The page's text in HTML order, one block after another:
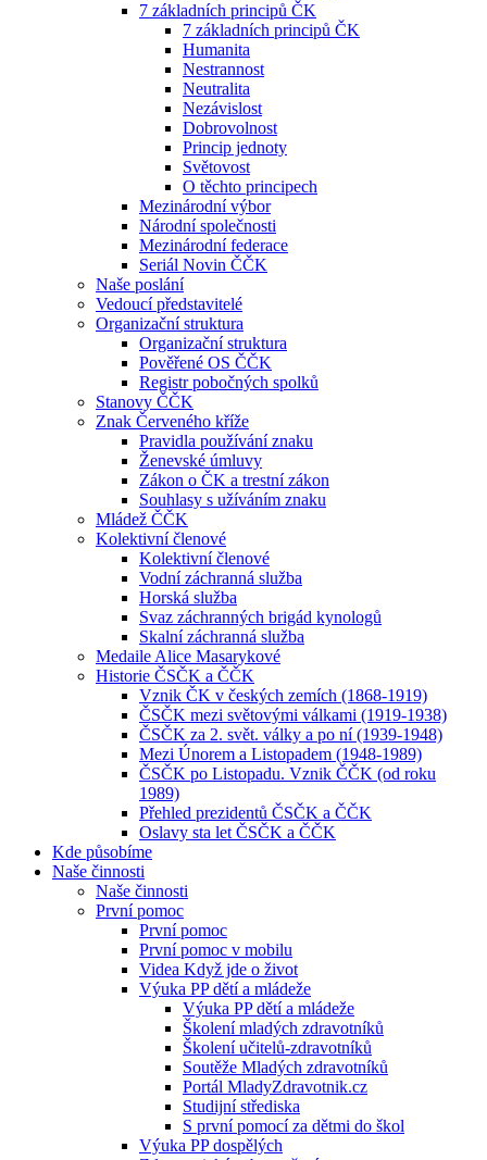
7 základních principů ČK
7 základních principů ČK
Humanita
Nestrannost
Neutralita
Nezávislost
Dobrovolnost
Princip jednoty
Světovost
O těchto principech
Mezinárodní výbor
Národní společnosti
Mezinárodní federace
Seriál Novin ČČK
Naše poslání
Vedoucí představitelé
Organizační struktura
Organizační struktura
Pověřené OS ČČK
Registr pobočných spolků
Stanovy ČČK
Znak Červeného kříže
Pravidla používání znaku
Ženevské úmluvy
Zákon o ČK a trestní zákon
Souhlasy s užíváním znaku
Mládež ČČK
Kolektivní členové
Kolektivní členové
Vodní záchranná služba
Horská služba
Svaz záchranných brigád kynologů
Skalní záchranná služba
Medaile Alice Masarykové
Historie ČSČK a ČČK
Vznik ČK v českých zemích (1868-1919)
ČSČK mezi světovými válkami (1919-1938)
ČSČK za 2. svět. války a po ní (1939-1948)
Mezi Únorem a Listopadem (1948-1989)
ČSČK po Listopadu. Vznik ČČK (od roku
1989)
Přehled prezidentů ČSČK a ČČK
Oslavy sta let ČSČK a ČČK
Kde působíme
Naše činnosti
Naše činnosti
První pomoc
První pomoc
První pomoc v mobilu
Videa Když jde o život
Výuka PP dětí a mládeže
Výuka PP dětí a mládeže
Školení mladých zdravotníků
Školení učitelů-zdravotníků
Soutěže Mladých zdravotníků
Portál MladyZdravotnik.cz
Studijní střediska
S první pomocí za dětmi do škol
Výuka PP dospělých